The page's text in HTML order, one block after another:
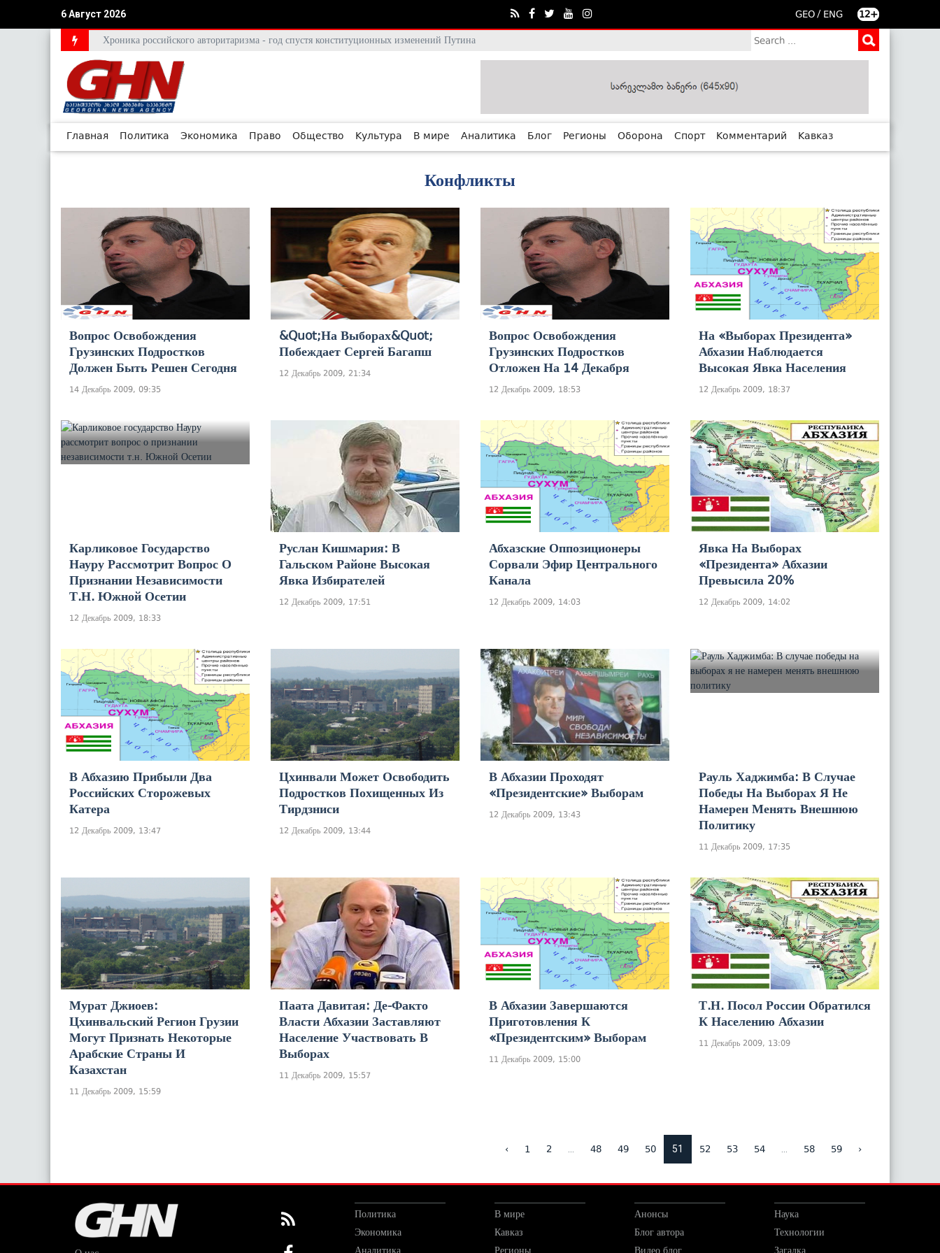
6 Август 2026 GEO / ENG 12+
Хроника российского авторитаризма - год спустя конституционных изменений Путина
Главная Политика Экономика Право Общество Культура В мире Аналитика Блог Регионы Оборона Спорт Комментарий Кавказ
Конфликты
Вопрос Освобождения
Грузинских Подростков
Должен Быть Решен Сегодня
14 Декабрь 2009, 09:35
&quot;На Выборах&quot;
Побеждает Сергей Багапш
12 Декабрь 2009, 21:34
Вопрос Освобождения
Грузинских Подростков
Отложен На 14 Декабря
12 Декабрь 2009, 18:53
На «выборах Президента»
Абхазии Наблюдается
Высокая Явка Населения
12 Декабрь 2009, 18:37
Карликовое Государство
Науру Рассмотрит Вопрос О
Признании Независимости
Т.н. Южной Осетии
12 Декабрь 2009, 18:33
Руслан Кишмария: В
Гальском Районе Высокая
Явка Избирателей
12 Декабрь 2009, 17:51
Абхазские Оппозиционеры
Сорвали Эфир Центрального
Канала
12 Декабрь 2009, 14:03
Явка На Выборах
«президента» Абхазии
Превысила 20%
12 Декабрь 2009, 14:02
В Абхазию Прибыли Два
Российских Сторожевых
Катера
12 Декабрь 2009, 13:47
Цхинвали Может Освободить
Подростков Похищенных Из
Тирдзниси
12 Декабрь 2009, 13:44
В Абхазии Проходят
«президентские» Выборам
12 Декабрь 2009, 13:43
Рауль Хаджимба: В Случае
Победы На Выборах Я Не
Намерен Менять Внешнюю
Политику
11 Декабрь 2009, 17:35
Мурат Джиоев:
Цхинвальский Регион Грузии
Могут Признать Некоторые
Арабские Страны И
Казахстан
11 Декабрь 2009, 15:59
Паата Давитая: Де-Факто
Власти Абхазии Заставляют
Население Участвовать В
Выборах
11 Декабрь 2009, 15:57
В Абхазии Завершаются
Приготовления К
«президентским» Выборам
11 Декабрь 2009, 15:00
Т.н. Посол России Обратился
К Населению Абхазии
11 Декабрь 2009, 13:09
‹ 1 2 48 49 50 51 52 53 54 58 59 ›
Политика
Экономика
Аналитика
В мире
Кавказ
Регионы
Анонсы
Блог автора
Видео блог
Наука
Технологии
Загадка